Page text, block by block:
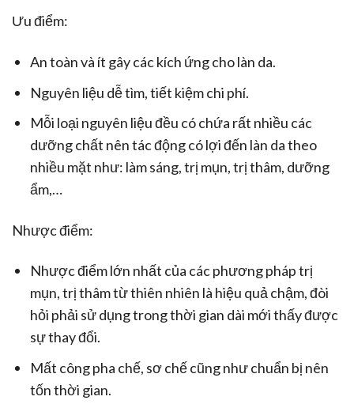
Ưu điểm:
An toàn và ít gây các kích ứng cho làn da.
Nguyên liệu dễ tìm, tiết kiệm chi phí.
Mỗi loại nguyên liệu đều có chứa rất nhiều các
dưỡng chất nên tác động có lợi đến làn da theo
nhiều mặt như: làm sáng, trị mụn, trị thâm, dưỡng
ẩm,…
Nhược điểm:
Nhược điểm lớn nhất của các phương pháp trị
mụn, trị thâm từ thiên nhiên là hiệu quả chậm, đòi
hỏi phải sử dụng trong thời gian dài mới thấy được
sự thay đổi.
Mất công pha chế, sơ chế cũng như chuẩn bị nên
tốn thời gian.